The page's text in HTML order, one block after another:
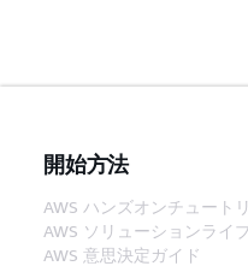
開始方法
AWS ハンズオンチュート
AWS ソリューションライ
AWS 意思決定ガイド